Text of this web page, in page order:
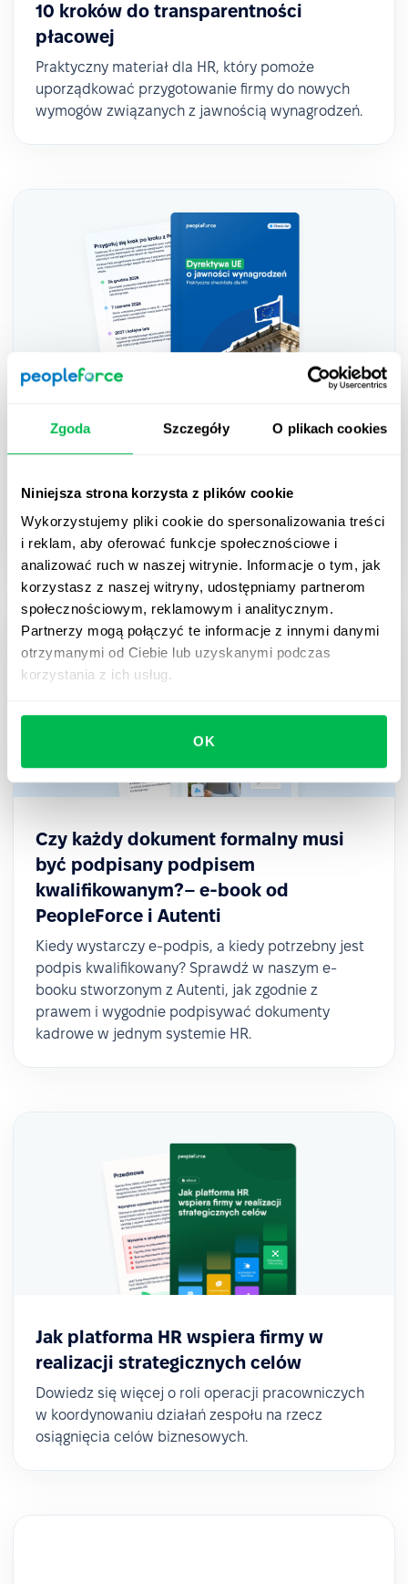
Zgoda Szczegóły O plikach cookies
Niniejsza strona korzysta z plików cookie
Wykorzystujemy pliki cookie do spersonalizowania treści
i reklam, aby oferować funkcje społecznościowe i
analizować ruch w naszej witrynie. Informacje o tym, jak
korzystasz z naszej witryny, udostępniamy partnerom
społecznościowym, reklamowym i analitycznym.
Partnerzy mogą połączyć te informacje z innymi danymi
otrzymanymi od Ciebie lub uzyskanymi podczas
korzystania z ich usług.
OK
10 kroków do transparentności
płacowej
Praktyczny materiał dla HR, który pomoże
uporządkować przygotowanie firmy do nowych
wymogów związanych z jawnością wynagrodzeń.
— praktyczna checklista dla HR
przygotować się do wymogów unijnej Dyrektywy o
Transparentności Wynagrodzeń — krok po kroku, z
przykładami i wskazówkami od ekspertów.
Czy każdy dokument formalny musi
być podpisany podpisem
kwalifikowanym?– e-book od
PeopleForce i Autenti
Kiedy wystarczy e-podpis, a kiedy potrzebny jest
podpis kwalifikowany? Sprawdź w naszym e-
booku stworzonym z Autenti, jak zgodnie z
prawem i wygodnie podpisywać dokumenty
kadrowe w jednym systemie HR.
Jak platforma HR wspiera firmy w
realizacji strategicznych celów
Dowiedz się więcej o roli operacji pracowniczych
w koordynowaniu działań zespołu na rzecz
osiągnięcia celów biznesowych.